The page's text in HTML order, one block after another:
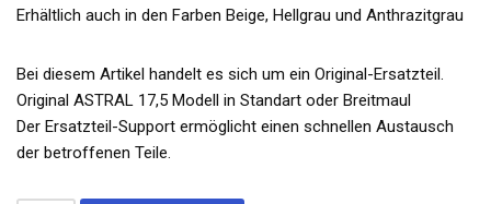
Erhältlich auch in den Farben Beige, Hellgrau und Anthrazitgrau
Bei diesem Artikel handelt es sich um ein Original-Ersatzteil.
Original ASTRAL 17,5 Modell in Standart oder Breitmaul
Der Ersatzteil-Support ermöglicht einen schnellen Austausch
der betroffenen Teile.